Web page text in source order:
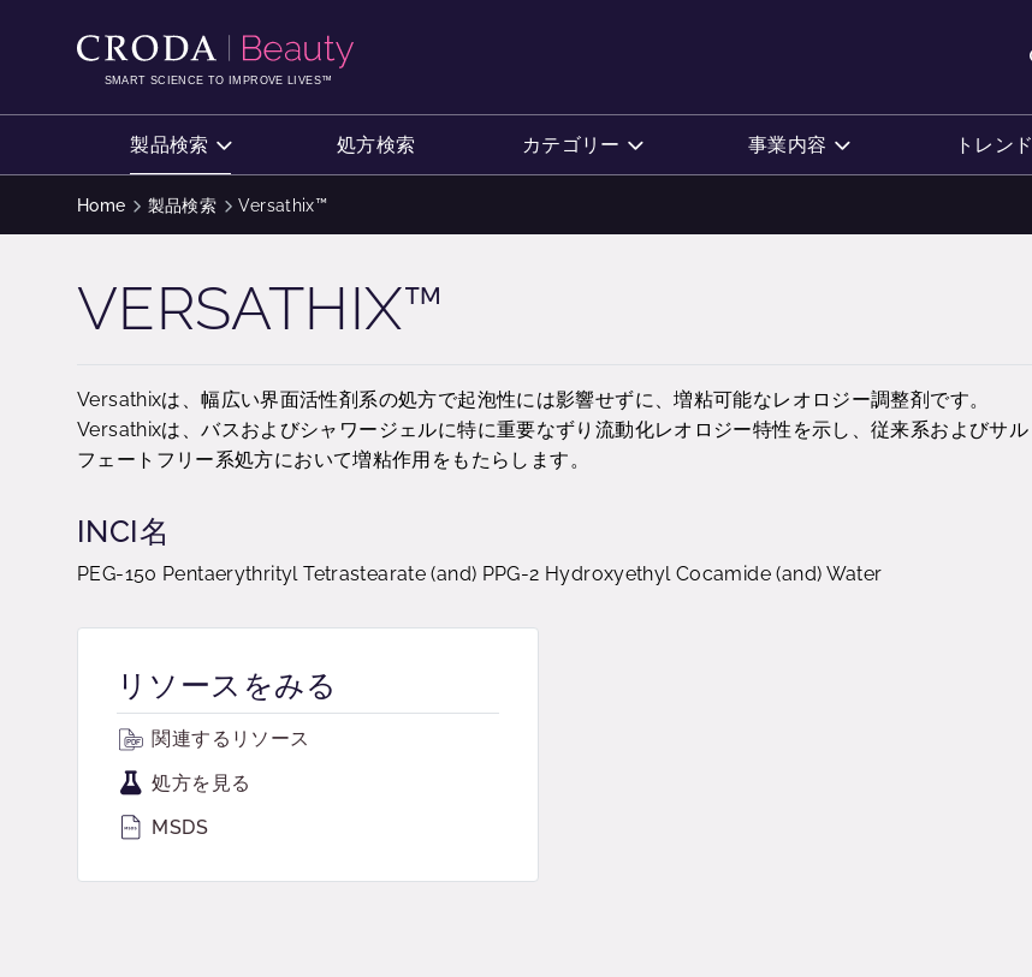
SMART SCIENCE TO IMPROVE LIVES™
製品検索 処方検索 カテゴリー 事業内容 トレンド
Home 製品検索 Versathix™
VERSATHIX™
Versathixは、幅広い界面活性剤系の処方で起泡性には影響せずに、増粘可能なレオロジー調整剤です。
Versathixは、バスおよびシャワージェルに特に重要なずり流動化レオロジー特性を示し、従来系およびサル
フェートフリー系処方において増粘作用をもたらします。
INCI名
PEG-150 Pentaerythrityl Tetrastearate (and) PPG-2 Hydroxyethyl Cocamide (and) Water
リソースをみる
関連するリソース
処方を見る
MSDS